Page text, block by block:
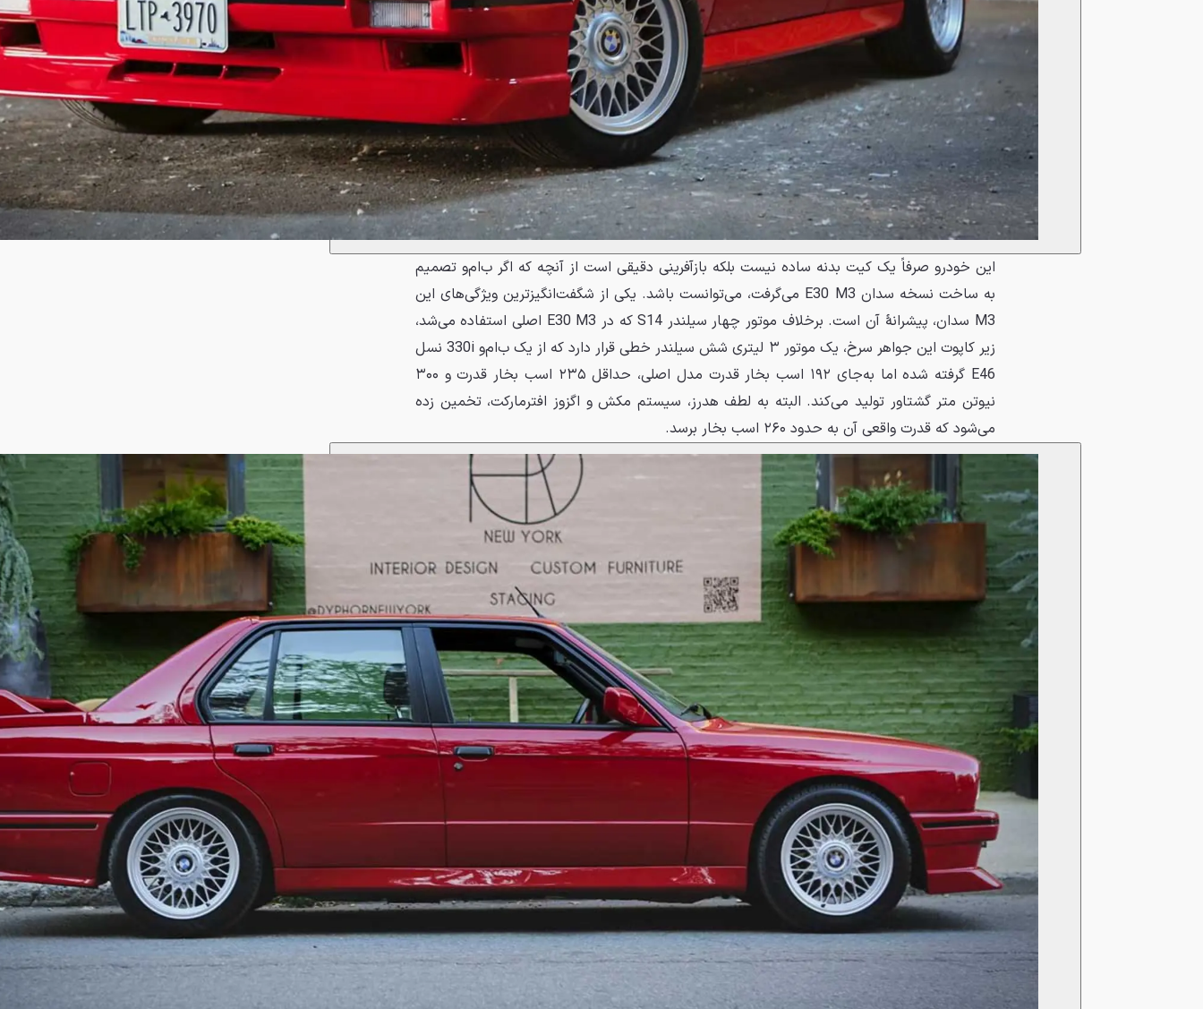
این خودرو صرفاً یک کیت بدنه ساده نیست بلکه بازآفرینی دقیقی است از آنچه که اگر ب‌ام‌و تصمیم
به ساخت نسخه سدان E30 M3 می‌گرفت، می‌توانست باشد. یکی از شگفت‌انگیزترین ویژگی‌های این
M3 سدان، پیشرانهٔ آن است. برخلاف موتور چهار سیلندر S14 که در E30 M3 اصلی استفاده می‌شد،
زیر کاپوت این جواهر سرخ، یک موتور ۳ لیتری شش سیلندر خطی قرار دارد که از یک ب‌ام‌و 330i نسل
E46 گرفته شده اما به‌جای ۱۹۲ اسب بخار قدرت مدل اصلی، حداقل ۲۳۵ اسب بخار قدرت و ۳۰۰
نیوتن ‌متر گشتاور تولید می‌کند. البته به لطف هدرز، سیستم مکش و اگزوز افترمارکت، تخمین زده
می‌شود که قدرت واقعی آن به حدود ۲۶۰ اسب بخار برسد.